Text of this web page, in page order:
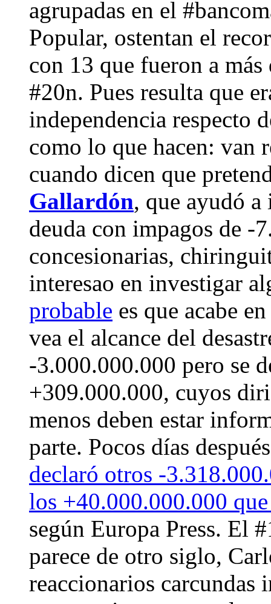
agrupadas en el
Popular, ostentan el
con 13 que fueron a más
#20n. Pues resulta que
independencia respecto
como lo que hacen: van
cuando dicen que
Gallardón, que ayudó a
deuda con impagos de -
concesionarias,
interesao en investigar
probable es que acabe
vea el alcance del
-3.000.000.000 pero se
+309.000.000, cuyos
menos deben estar
parte. Pocos días
declaró otros -
los +40.000.000.000
según Europa Press. El
parece de otro siglo,
reaccionarios carcundas